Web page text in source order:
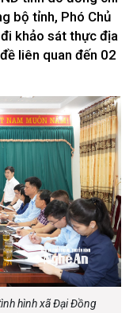
bộ tỉnh, Phó Chủ
khảo sát thực địa
liên quan đến 02
hình xã Đại Đồng